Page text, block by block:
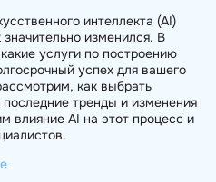
интеллекта (AI)
изменился. В
услуги по построению
успех для вашего
как выбрать
тренды и изменения
влияние AI на этот процесс и